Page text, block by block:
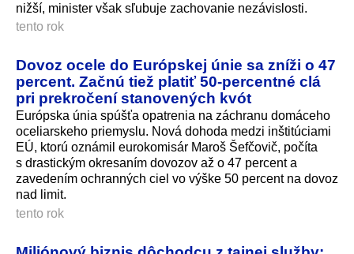
nižší, minister však sľubuje zachovanie nezávislosti.
tento rok
Dovoz ocele do Európskej únie sa zníži o 47
percent. Začnú tiež platiť 50-percentné clá
pri prekročení stanovených kvót
Európska únia spúšťa opatrenia na záchranu domáceho
oceliarskeho priemyslu. Nová dohoda medzi inštitúciami
EÚ, ktorú oznámil eurokomisár Maroš Šefčovič, počíta
s drastickým okresaním dovozov až o 47 percent a
zavedením ochranných ciel vo výške 50 percent na dovoz
nad limit.
tento rok